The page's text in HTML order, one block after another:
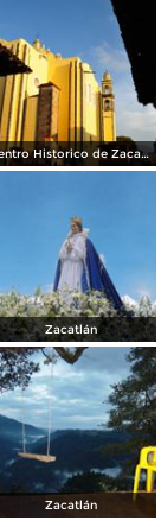
Centro Historico de Zacatlán
Zacatlán
Zacatlán